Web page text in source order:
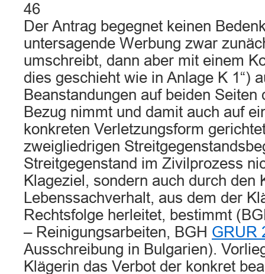
46
Der Antrag begegnet keinen
untersagende Werbung zwar
umschreibt, dann aber mit einem
dies geschieht wie in Anlage K 1“)
Beanstandungen auf beiden Seiten
Bezug nimmt und damit auch auf
konkreten Verletzungsform
zweigliedrigen
Streitgegenstand im Zivilprozess
Klageziel, sondern auch durch den
Lebenssachverhalt, aus dem der
Rechtsfolge herleitet, bestimmt
– Reinigungsarbeiten, BGH GRUR
Ausschreibung in Bulgarien).
Klägerin das Verbot der konkret